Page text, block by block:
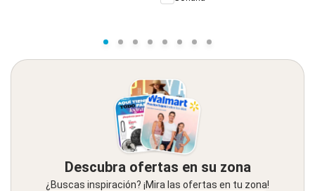
Descubra ofertas en su zona
¿Buscas inspiración? ¡Mira las ofertas en tu zona!